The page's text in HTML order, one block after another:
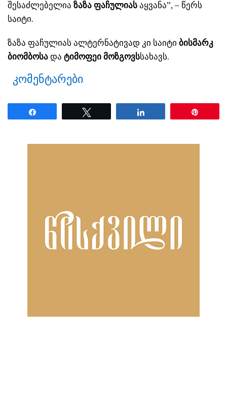
შესაძლებელია ზაზა ფაჩულიას აყვანა”, – წერს
საიტი.
ზაზა ფაჩულიას ალტერნატივად კი საიტი ბისმარკ
ბიომბოსა და ტიმოფეი მოზგოვსსახავს.
კომენტარები